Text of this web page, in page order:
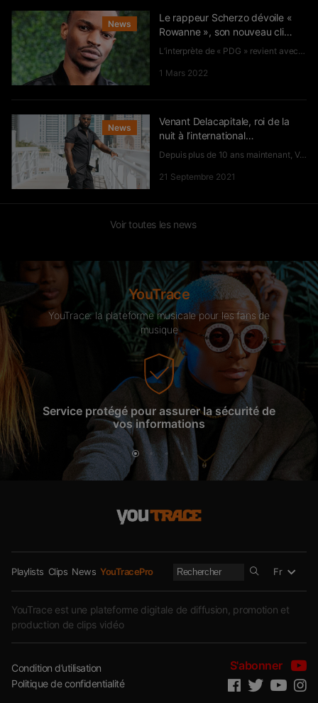
News
Le rappeur Scherzo dévoile «
Rowanne », son nouveau cli…
L’interprète de « PDG » revient avec cette nouveauté, à écouter d’urge...
1 Mars 2022
News
Venant Delacapitale, roi de la
nuit à l’international…
Depuis plus de 10 ans maintenant, Venant est devenu un acteur incontou...
21 Septembre 2021
Voir toutes les news
YouTrace
YouTrace: la plateforme musicale pour les fans de
musique
Service protégé pour assurer la sécurité de
vos informations
Playlists Clips News YouTracePro Fr
YouTrace est une plateforme digitale de diffusion, promotion et
production de clips vidéo
Condition d’utilisation
Politique de confidentialité
S'abonner